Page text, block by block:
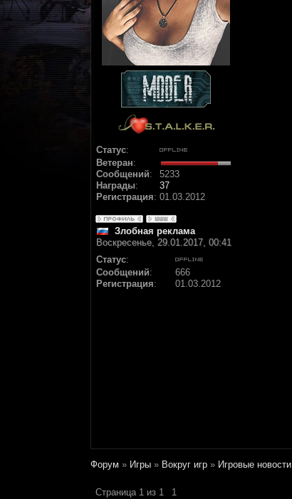
Статус:
Ветеран:
Сообщений:
5233
Награды:
37
Регистрация: 01.03.2012
Злобная реклама
Воскресенье, 29.01.2017, 00:41
Статус:
Сообщений:
666
Регистрация: 01.03.2012
Форум » Игры » Вокруг игр » Игровые новости
Страница 1 из 1 1